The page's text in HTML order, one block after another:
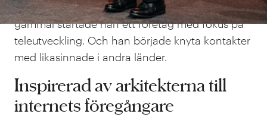
hade han samlat på sig flera stycken. Bara 20 år
gammal startade han ett företag med fokus på
teleutveckling. Och han började knyta kontakter
med likasinnade i andra länder.
Inspirerad av arkitekterna till
internets föregångare